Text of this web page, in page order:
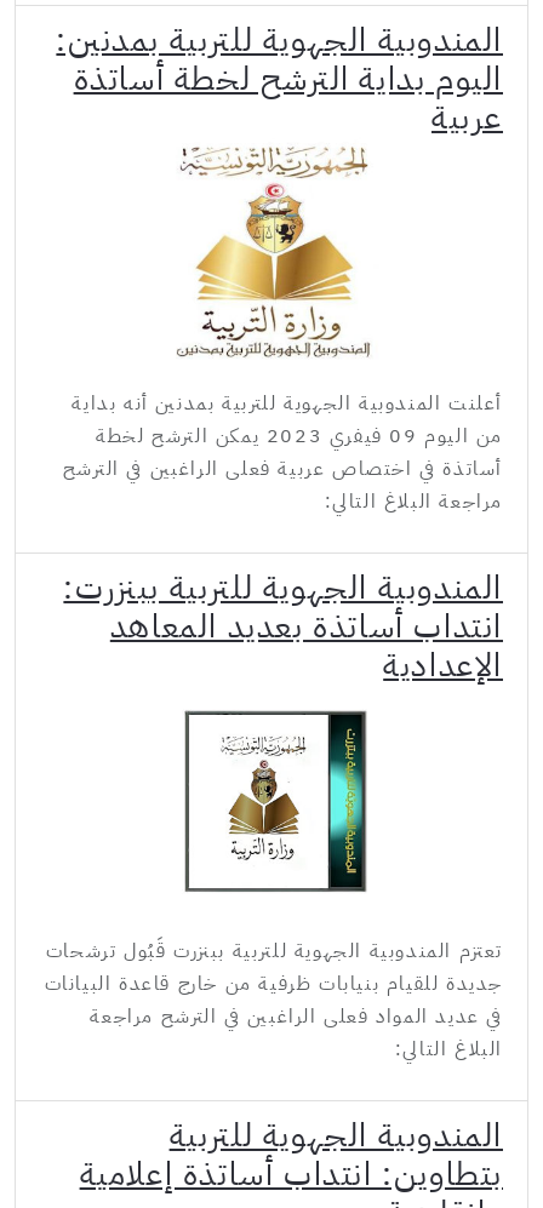
المندوبية الجهوية للتربية بمدنين:
اليوم بداية الترشح لخطة أساتذة
عربية
أعلنت المندوبية الجهوية للتربية بمدنين أنه بداية
من اليوم 09 فيفري 2023 يمكن الترشح لخطة
أساتذة في اختصاص عربية فعلى الراغبين في الترشح
مراجعة البلاغ التالي:
المندوبية الجهوية للتربية ببنزرت:
انتداب أساتذة بعديد المعاهد
الإعدادية
تعتزم المندوبية الجهوية للتربية ببنزرت قَبُول ترشحات
جديدة للقيام بنيابات ظرفية من خارج قاعدة البيانات
في عديد المواد فعلى الراغبين في الترشح مراجعة
البلاغ التالي:
المندوبية الجهوية للتربية
بتطاوين: انتداب أساتذة إعلامية